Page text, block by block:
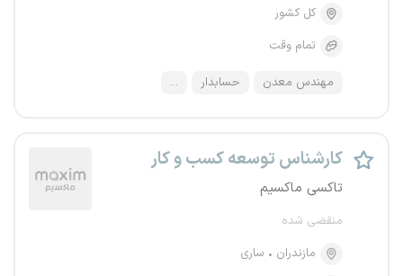
کل کشور
تمام وقت
مهندس معدن حسابدار ...
کارشناس توسعه کسب و کار
تاکسی ماکسیم
منقضی شده
مازندران
ساری